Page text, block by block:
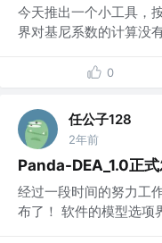
今天推出一个小工具，
界对基尼系数的计算没
0
任公子128
2年前
Panda-DEA_1.0正
经过一段时间的努力工
布了！ 软件的模型选项